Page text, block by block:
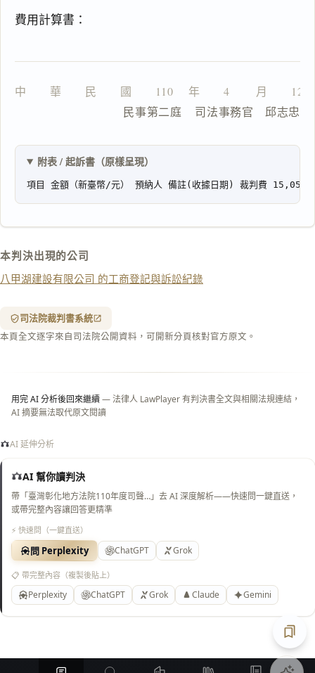
費用計算書：
中　　華　　民　　國　　110 　年　　4 　　月　　12
                  民事第二庭    司法事務官　邱志忠
附表 / 起訴書（原樣呈現）
本判決出現的公司
八甲湖建設有限公司 的工商登記與訴訟紀錄
司法院裁判書系統
本頁全文逐字來自司法院公開資料，可開新分頁核對官方原文。
用完 AI 分析後回來繼續— 法律人 LawPlayer 有判決書全文與相關法規連結，
AI 摘要無法取代原文閱讀
AI 延伸分析
AI 幫你讀判決
帶「臺灣彰化地方法院110年度司聲…」去 AI 深度解析——快速問一鍵直送，
或帶完整內容讓回答更精準
⚡ 快速問（一鍵直送）
問 Perplexity ChatGPT Grok
📋 帶完整內容（複製後貼上）
Perplexity ChatGPT Grok Claude Gemini
複
複製給 AI
去換行複製
匯